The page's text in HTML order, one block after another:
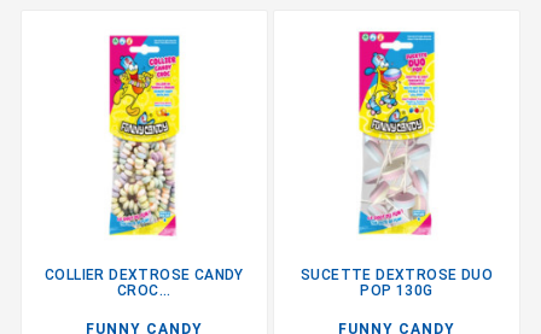
COLLIER DEXTROSE CANDY
CROC...
FUNNY CANDY
SUCETTE DEXTROSE DUO
POP 130G
FUNNY CANDY